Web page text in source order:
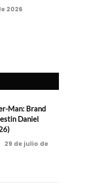
2026
Man: Brand
Daniel
29 de julio de